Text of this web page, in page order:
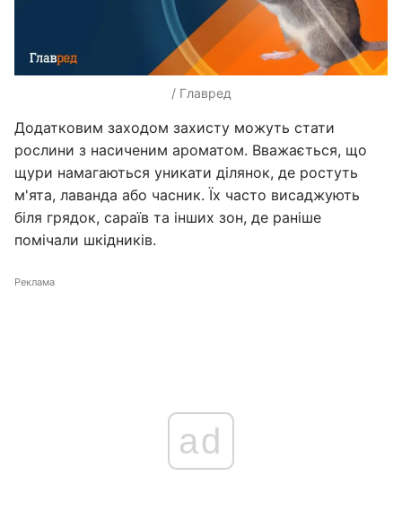
/ Главред
Додатковим заходом захисту можуть стати
рослини з насиченим ароматом. Вважається, що
щури намагаються уникати ділянок, де ростуть
м'ята, лаванда або часник. Їх часто висаджують
біля грядок, сараїв та інших зон, де раніше
помічали шкідників.
Реклама
ad